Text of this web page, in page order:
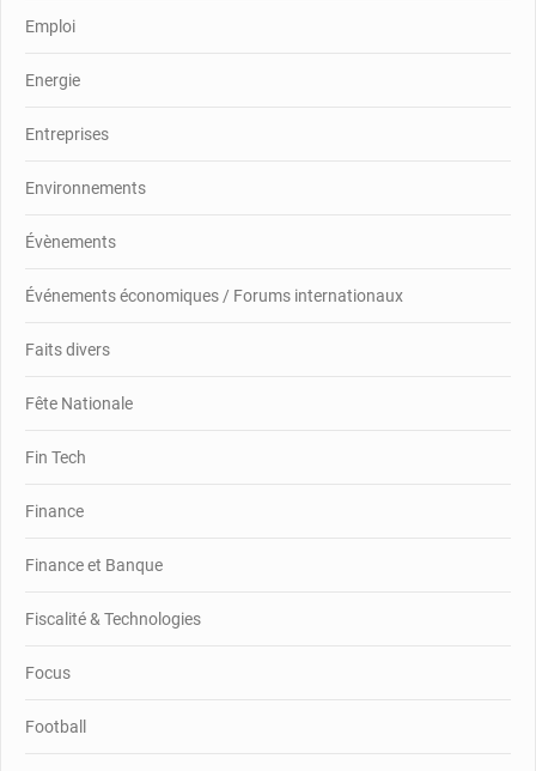
Emploi
Energie
Entreprises
Environnements
Évènements
Événements économiques / Forums internationaux
Faits divers
Fête Nationale
Fin Tech
Finance
Finance et Banque
Fiscalité & Technologies
Focus
Football